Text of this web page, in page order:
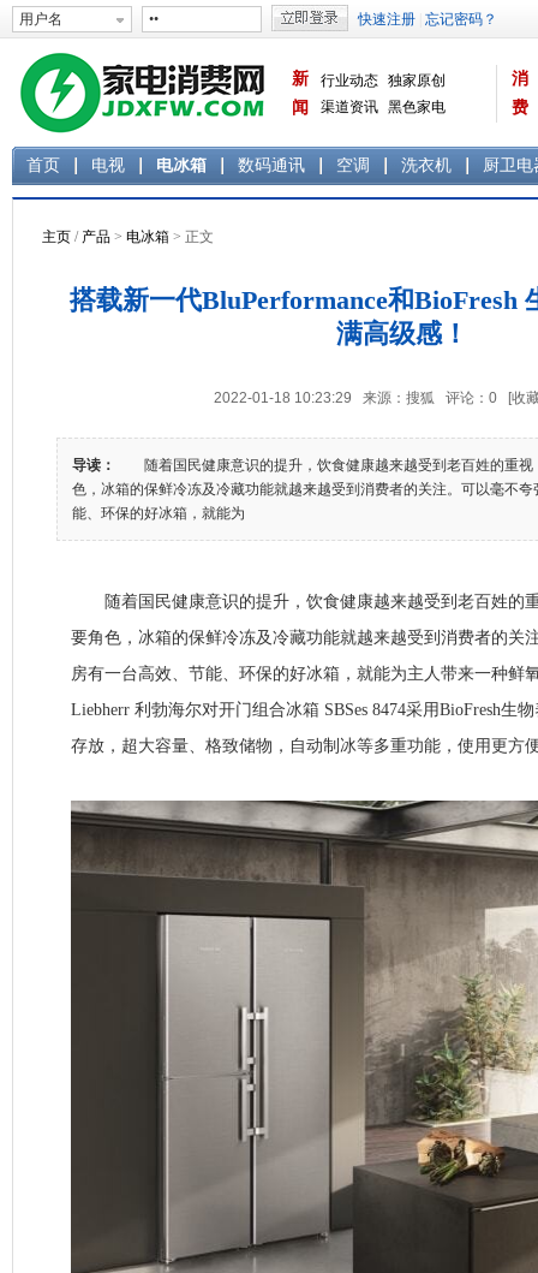
新
闻
行业动态 独家原创
渠道资讯 黑色家电
消
费
首页 电视 电冰箱 数码通讯 空调 洗衣机 厨卫电
主页 / 产品 > 电冰箱 > 正文
搭载新一代BluPerformance和BioFresh
满高级感！
2022-01-18 10:23:29 来源：搜狐 评论： 0 [收
导读：
随着国民健康意识的提升，饮食健康越来越受到老百姓的重视
色，冰箱的保鲜冷冻及冷藏功能就越来越受到消费者的关注。可以毫不
能、环保的好冰箱，就能为
随着国民健康意识的提升，饮食健康越来越受到老百姓的
要角色，冰箱的保鲜冷冻及冷藏功能就越来越受到消费者的关
房有一台高效、节能、环保的好冰箱，就能为主人带来一种鲜
Liebherr 利勃海尔对开门组合冰箱 SBSes 8474采用BioFresh生
存放，超大容量、格致储物，自动制冰等多重功能，使用更方